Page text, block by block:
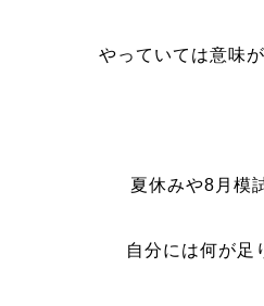
やっていては意味
夏休みや8月模
自分には何が足